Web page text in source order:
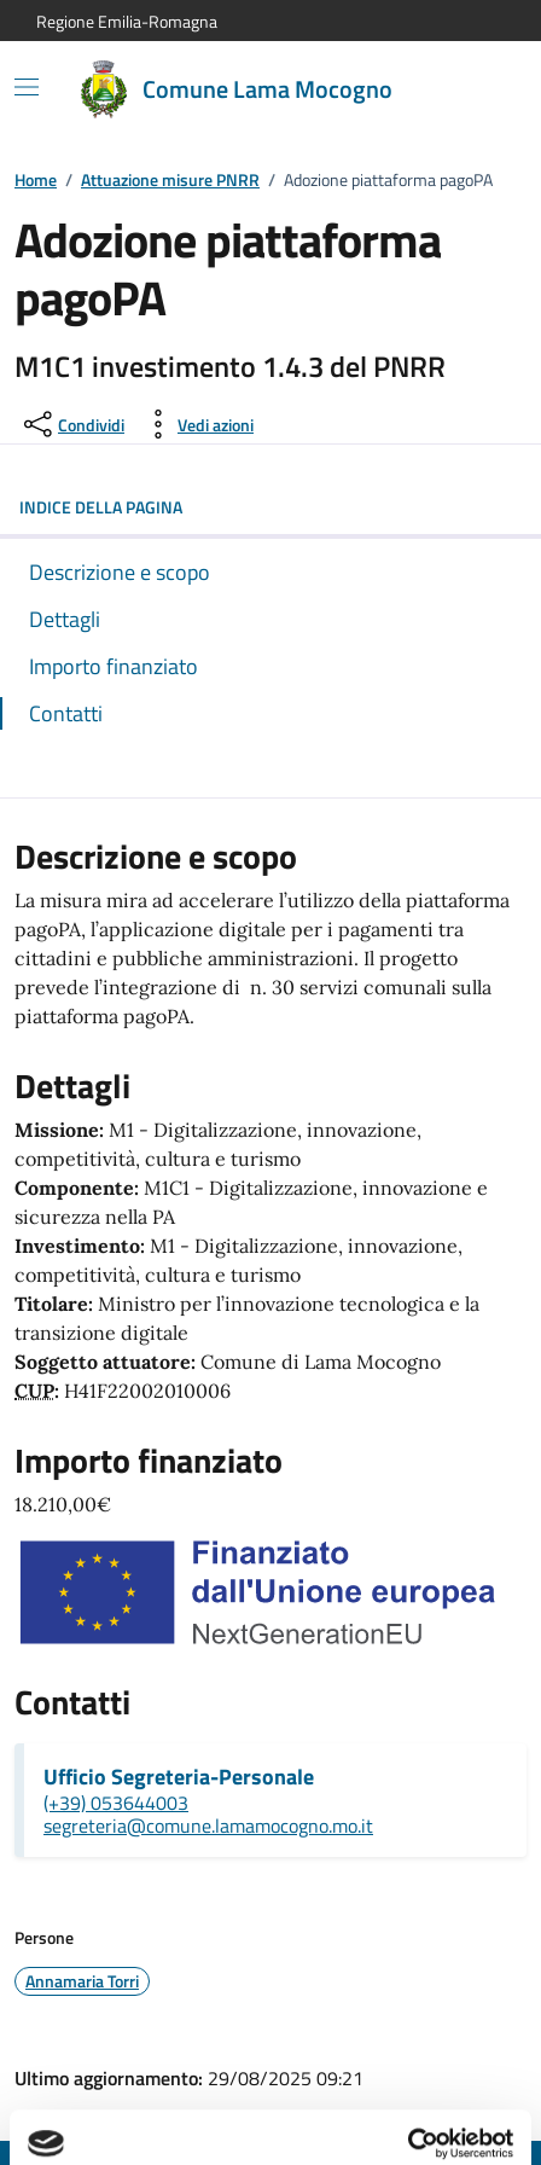
Vai al contenuto principale
Vai alla navigazione del sito
Vai al piede di pagina
Regione Emilia-Romagna
Comune Lama Mocogno
Home / Attuazione misure PNRR / Adozione piattaforma pagoPA
Adozione piattaforma
pagoPA
Dettagli della notizia:
M1C1 investimento 1.4.3 del PNRR
Condividi Vedi azioni
INDICE DELLA PAGINA
Descrizione e scopo
Dettagli
Importo finanziato
Contatti
Descrizione e scopo
La misura mira ad accelerare l’utilizzo della piattaforma
pagoPA, l’applicazione digitale per i pagamenti tra
cittadini e pubbliche amministrazioni. Il progetto
prevede l’integrazione di n. 30 servizi comunali sulla
piattaforma pagoPA.
Dettagli
Missione M1 - Digitalizzazione, innovazione,
competitività, cultura e turismo
Componente M1C1 - Digitalizzazione, innovazione e
sicurezza nella PA
Investimento M1 - Digitalizzazione, innovazione,
competitività, cultura e turismo
Titolare Ministro per l’innovazione tecnologica e la
transizione digitale
Soggetto attuatore Comune di Lama Mocogno
CUP H41F22002010006
Importo finanziato
18.210,00€
Contatti
Ufficio Segreteria-Personale
(+39) 053644003
segreteria@comune.lamamocogno.mo.it
Persone
Annamaria Torri
Ultimo aggiornamento: 29/08/2025 09:21